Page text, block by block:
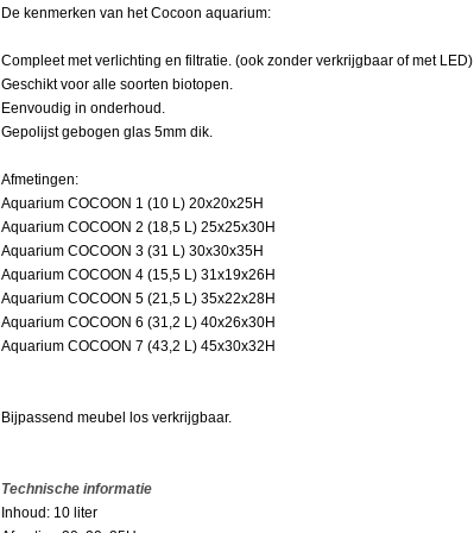
De kenmerken van het Cocoon aquarium:
Compleet met verlichting en filtratie. (ook zonder verkrijgbaar of met LED)
Geschikt voor alle soorten biotopen.
Eenvoudig in onderhoud.
Gepolijst gebogen glas 5mm dik.
Afmetingen:
Aquarium COCOON 1 (10 L) 20x20x25H
Aquarium COCOON 2 (18,5 L) 25x25x30H
Aquarium COCOON 3 (31 L) 30x30x35H
Aquarium COCOON 4 (15,5 L) 31x19x26H
Aquarium COCOON 5 (21,5 L) 35x22x28H
Aquarium COCOON 6 (31,2 L) 40x26x30H
Aquarium COCOON 7 (43,2 L) 45x30x32H
Bijpassend meubel los verkrijgbaar.
Technische informatie
Inhoud: 10 liter